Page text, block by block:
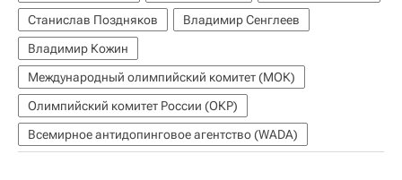
Станислав Поздняков
Владимир Сенглеев
Владимир Кожин
Международный олимпийский комитет (МОК)
Олимпийский комитет России (ОКР)
Всемирное антидопинговое агентство (WADA)